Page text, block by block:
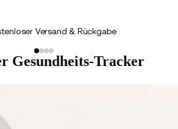
Versand & Rückgabe
Gesundheits-Tracker